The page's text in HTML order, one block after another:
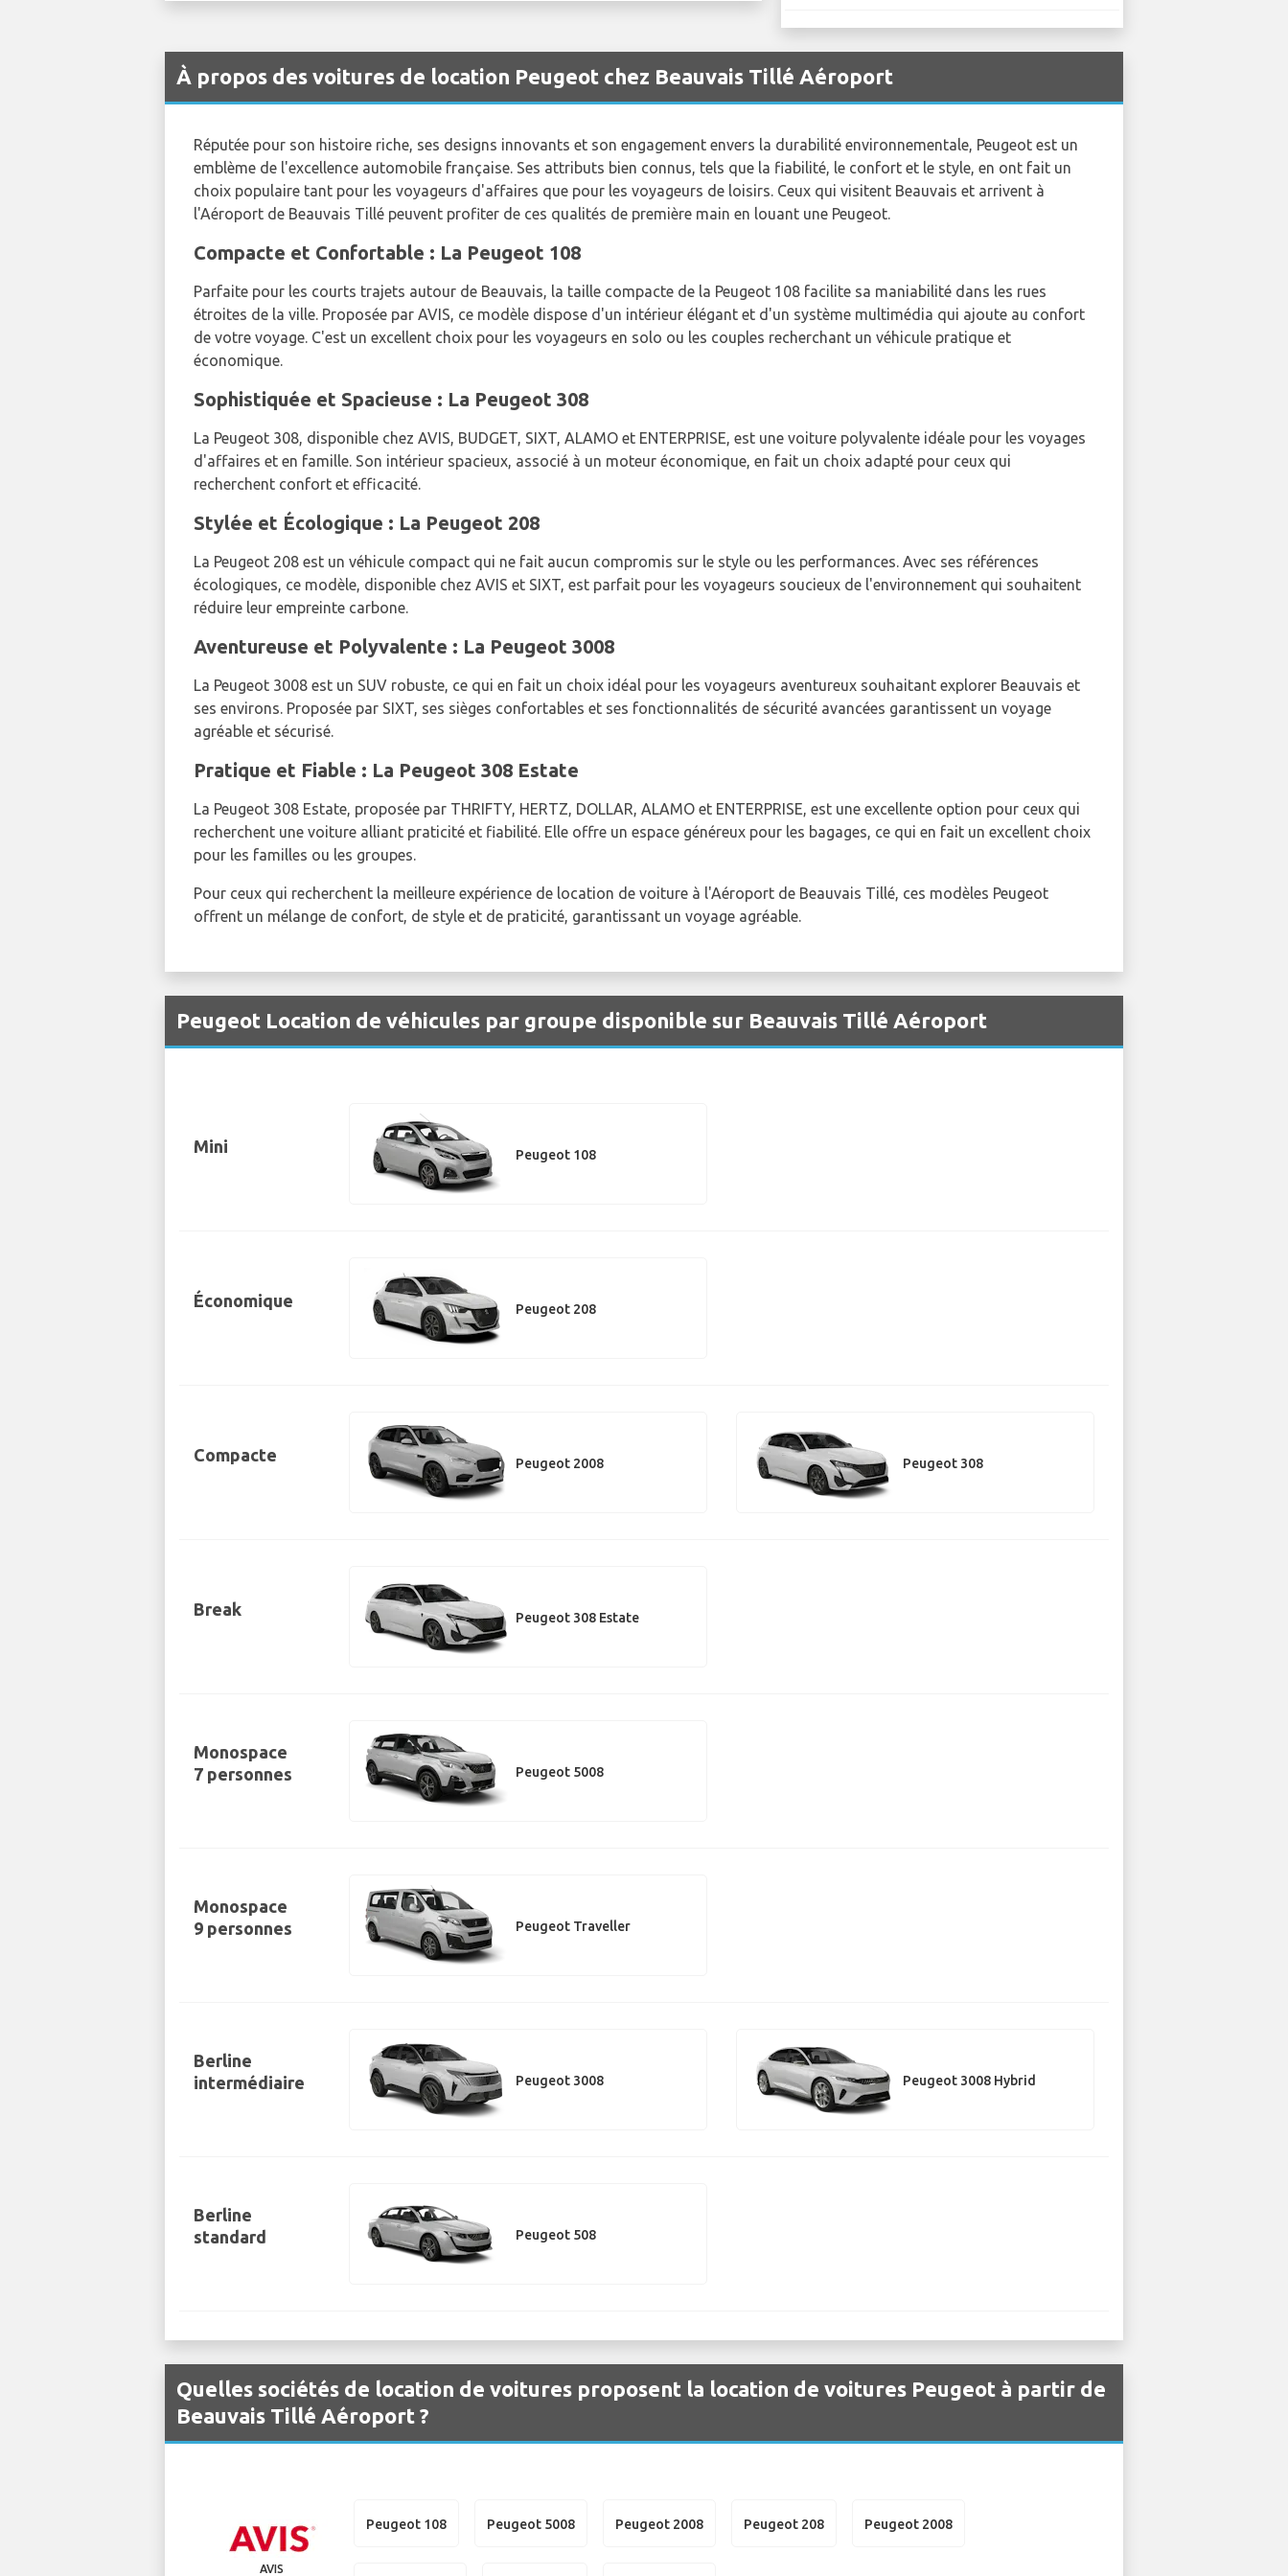
À propos des voitures de location Peugeot chez Beauvais Tillé Aéroport
Réputée pour son histoire riche, ses designs innovants et son engagement envers la durabilité environnementale, Peugeot est un
emblème de l'excellence automobile française. Ses attributs bien connus, tels que la fiabilité, le confort et le style, en ont fait un
choix populaire tant pour les voyageurs d'affaires que pour les voyageurs de loisirs. Ceux qui visitent Beauvais et arrivent à
l'Aéroport de Beauvais Tillé peuvent profiter de ces qualités de première main en louant une Peugeot.
Compacte et Confortable : La Peugeot 108
Parfaite pour les courts trajets autour de Beauvais, la taille compacte de la Peugeot 108 facilite sa maniabilité dans les rues
étroites de la ville. Proposée par AVIS, ce modèle dispose d'un intérieur élégant et d'un système multimédia qui ajoute au confort
de votre voyage. C'est un excellent choix pour les voyageurs en solo ou les couples recherchant un véhicule pratique et
économique.
Sophistiquée et Spacieuse : La Peugeot 308
La Peugeot 308, disponible chez AVIS, BUDGET, SIXT, ALAMO et ENTERPRISE, est une voiture polyvalente idéale pour les voyages
d'affaires et en famille. Son intérieur spacieux, associé à un moteur économique, en fait un choix adapté pour ceux qui
recherchent confort et efficacité.
Stylée et Écologique : La Peugeot 208
La Peugeot 208 est un véhicule compact qui ne fait aucun compromis sur le style ou les performances. Avec ses références
écologiques, ce modèle, disponible chez AVIS et SIXT, est parfait pour les voyageurs soucieux de l'environnement qui souhaitent
réduire leur empreinte carbone.
Aventureuse et Polyvalente : La Peugeot 3008
La Peugeot 3008 est un SUV robuste, ce qui en fait un choix idéal pour les voyageurs aventureux souhaitant explorer Beauvais et
ses environs. Proposée par SIXT, ses sièges confortables et ses fonctionnalités de sécurité avancées garantissent un voyage
agréable et sécurisé.
Pratique et Fiable : La Peugeot 308 Estate
La Peugeot 308 Estate, proposée par THRIFTY, HERTZ, DOLLAR, ALAMO et ENTERPRISE, est une excellente option pour ceux qui
recherchent une voiture alliant praticité et fiabilité. Elle offre un espace généreux pour les bagages, ce qui en fait un excellent choix
pour les familles ou les groupes.
Pour ceux qui recherchent la meilleure expérience de location de voiture à l'Aéroport de Beauvais Tillé, ces modèles Peugeot
offrent un mélange de confort, de style et de praticité, garantissant un voyage agréable.
Peugeot Location de véhicules par groupe disponible sur Beauvais Tillé Aéroport
Mini Peugeot 108
Économique Peugeot 208
Compacte Peugeot 2008 Peugeot 308
Break Peugeot 308 Estate
Monospace
7 personnes
Peugeot 5008
Monospace
9 personnes
Peugeot Traveller
Berline
intermédiaire
Peugeot 3008 Peugeot 3008 Hybrid
Berline
standard
Peugeot 508
Quelles sociétés de location de voitures proposent la location de voitures Peugeot à partir de
Beauvais Tillé Aéroport ?
AVIS
Peugeot 108 Peugeot 5008 Peugeot 2008 Peugeot 208 Peugeot 2008